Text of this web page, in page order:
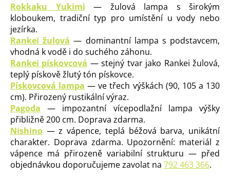
Rokkaku Yukimi — žulová lampa s širokým
kloboukem, tradiční typ pro umístění u vody nebo
jezírka.
Rankei žulová — dominantní lampa s podstavcem,
vhodná k vodě i do suchého záhonu.
Rankei pískovcová — stejný tvar jako Rankei žulová,
teplý pískově žlutý tón pískovce.
Pískovcová lampa — ve třech výškách (90, 105 a 130
cm). Přirozený rustikální výraz.
Pagoda — impozantní vícepodlažní lampa výšky
přibližně 200 cm. Doprava zdarma.
Nishino — z vápence, teplá béžová barva, unikátní
charakter. Doprava zdarma. Upozornění: materiál z
vápence má přirozeně variabilní strukturu — před
objednávkou doporučujeme zavolat na 792 463 366.